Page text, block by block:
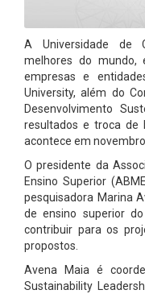
A Universidade de
melhores do mundo,
empresas e
University, além do
Desenvolvimento
resultados e troca de
acontece em
O presidente da
Ensino Superior
pesquisadora Marina
de ensino superior
contribuir para os
propostos.
Avena Maia é
Sustainability